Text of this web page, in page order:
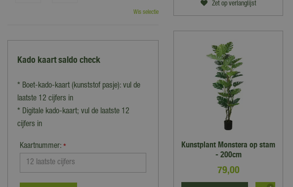
Zet op verlanglijst
Kunstplant Monstera op stam
- 200cm
79,00
Wis selectie
Kado kaart saldo check
* Boet-kado-kaart (kunststof pasje): vul de
laatste 12 cijfers in
* Digitale kado-kaart; vul de laatste 12
cijfers in
Kaartnummer: *